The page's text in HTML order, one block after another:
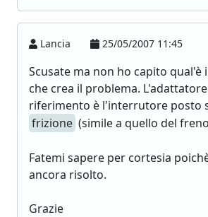
Lancia 25/05/2007 11:45
Scusate ma non ho capito qual'è
che crea il problema.
riferimento è l'interrutore posto
frizione (simile a quello del
Fatemi sapere per cortesia
ancora risolto.
Grazie